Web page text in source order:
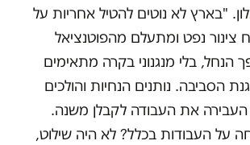
"בארץ לא נוטים להטיל אחריות על
נפט ומתעלם מהפוטנציאל
הנחל, בלי מנגנוני בקרה מתאימים
הסביבה. נותנים הנחיות והולכים
את העבודה לקבלן משנה.
על העבודות בכלל? לא היה שילוט,